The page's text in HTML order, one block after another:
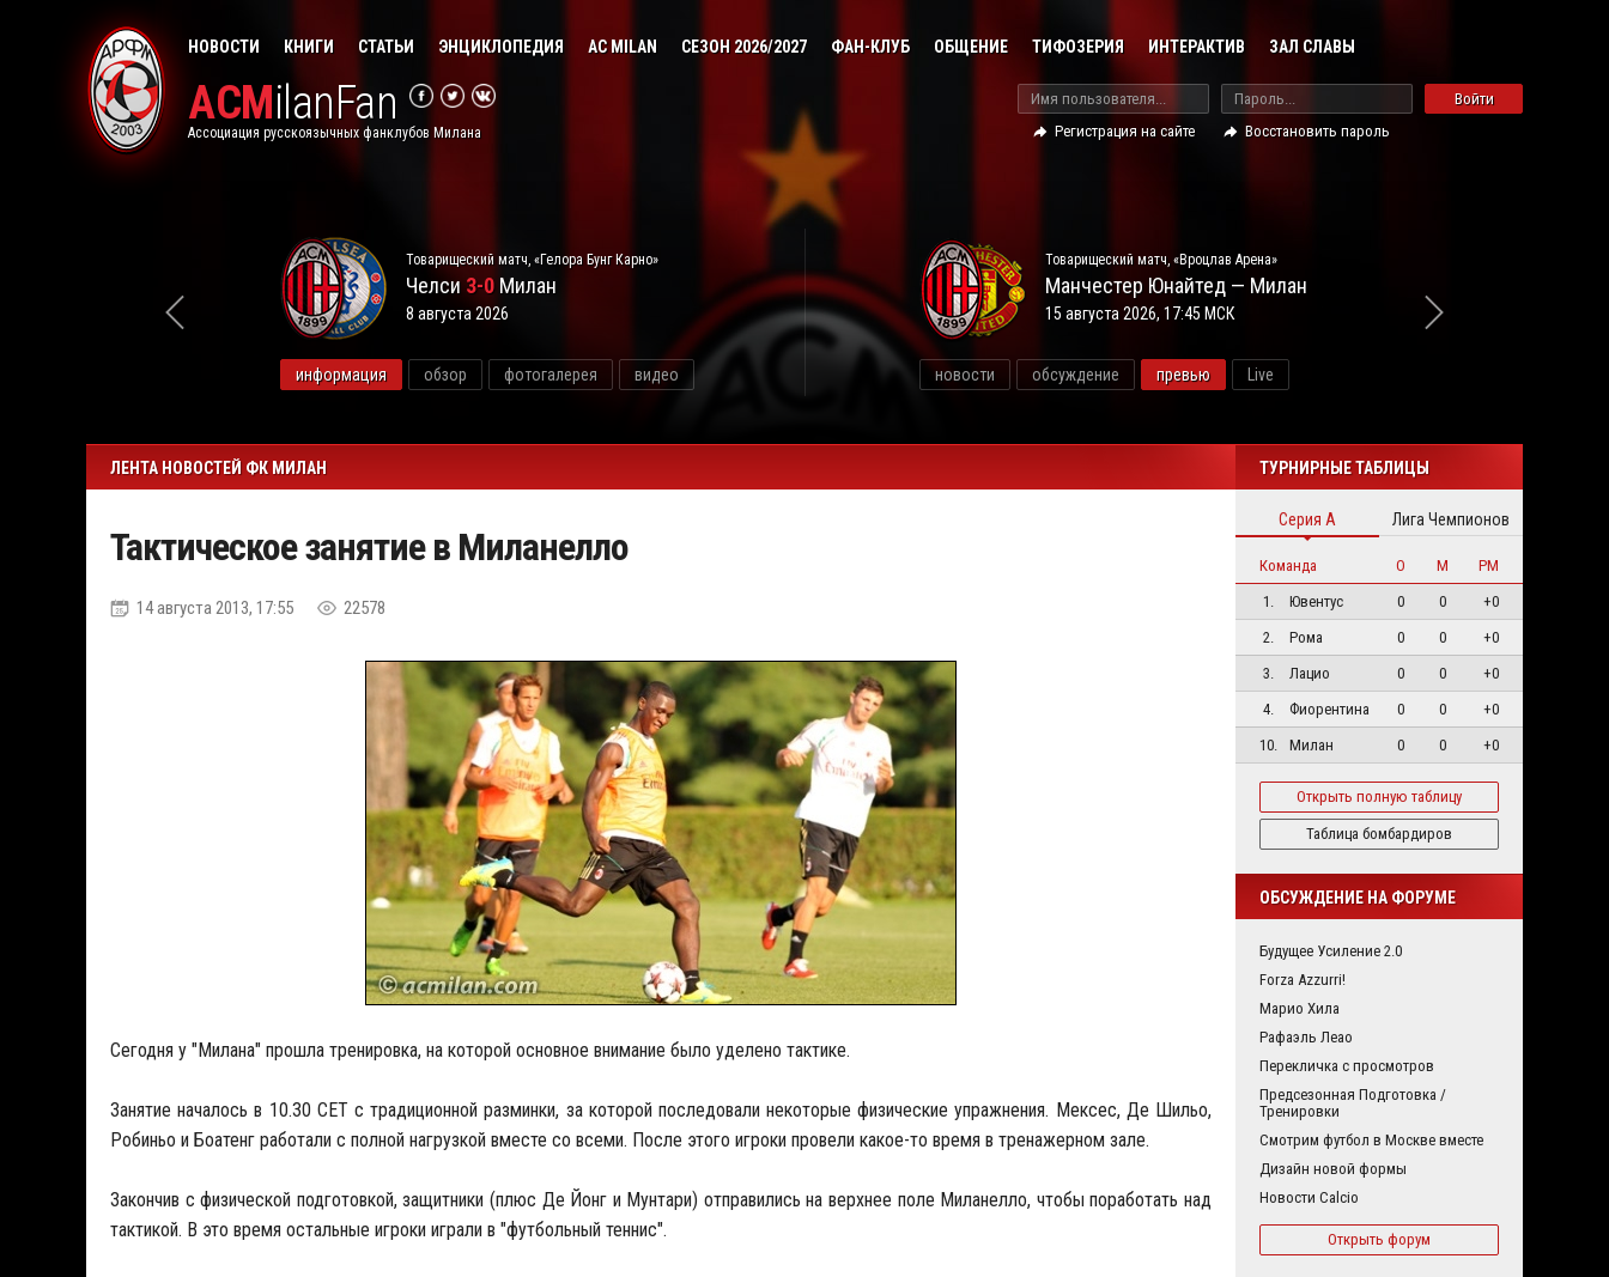
НОВОСТИ КНИГИ СТАТЬИ ЭНЦИКЛОПЕДИЯ AC MILAN СЕЗОН 2026/2027 ФАН-КЛУБ ОБЩЕНИЕ ТИФОЗЕРИЯ ИНТЕРАКТИВ ЗАЛ СЛАВЫ
ACMilanFan
Ассоциация русскоязычных фанклубов Милана
Войти
Регистрация на сайте
Восстановить пароль
Товарищеский матч, «Гелора Бунг Карно»
Челси 3-0 Милан
8 августа 2026
информация обзор фотогалерея видео
Товарищеский матч, «Вроцлав Арена»
Манчестер Юнайтед — Милан
15 августа 2026, 17:45 МСК
новости обсуждение превью Live
ЛЕНТА НОВОСТЕЙ ФК МИЛАН
Тактическое занятие в Миланелло
14 августа 2013, 17:55 22578
Сегодня у "Милана" прошла тренировка, на которой основное внимание было уделено тактике.
Занятие началось в 10.30 СЕТ с традиционной разминки, за которой последовали некоторые физические упражнения. Мексес, Де Шильо,
Робиньо и Боатенг работали с полной нагрузкой вместе со всеми. После этого игроки провели какое-то время в тренажерном зале.
Закончив с физической подготовкой, защитники (плюс Де Йонг и Мунтари) отправились на верхнее поле Миланелло, чтобы поработать над
тактикой. В это время остальные игроки играли в "футбольный теннис".
ТУРНИРНЫЕ ТАБЛИЦЫ
Серия А Лига Чемпионов
Команда О М
РМ
1.
Ювентус 0 0
+0
2.
Рома 0 0
+0
3.
Лацио 0 0
+0
4.
Фиорентина 0 0
+0
10.
Милан 0 0 +0
Открыть полную таблицу
Таблица бомбардиров
ОБСУЖДЕНИЕ НА ФОРУМЕ
Будущее Усиление 2.0
Forza Azzurri!
Марио Хила
Рафаэль Леао
Перекличка с просмотров
Предсезонная Подготовка /
Тренировки
Смотрим футбол в Москве вместе
Дизайн новой формы
Новости Calcio
Открыть форум